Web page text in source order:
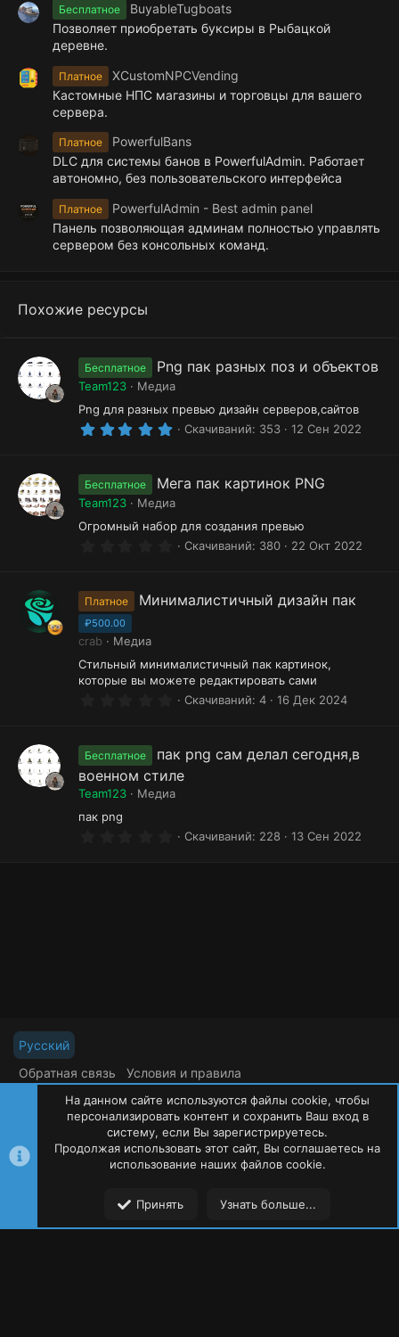
Бесплатное
BuyableTugboats
Позволяет приобретать буксиры в Рыбацкой
деревне.
Платное
XCustomNPCVending
Кастомные НПС магазины и торговцы для вашего
сервера.
Платное
PowerfulBans
DLC для системы банов в PowerfulAdmin. Работает
автономно, без пользовательского интерфейса
Платное
PowerfulAdmin - Best admin panel
Панель позволяющая админам полностью управлять
сервером без консольных команд.
Похожие ресурсы
Бесплатное Png пак разных поз и объектов
Team123
Медиа
Png для разных превью дизайн серверов,сайтов
5
з
ё
з
д
Скачиваний 353 12 Сен 2022
Бесплатное Мега пак картинок PNG
Team123
Медиа
Огромный набор для создания превью
0
з
Скачиваний 380 22 Окт 2022
Платное Минималистичный дизайн пак
₽500.00
crab
Медиа
Стильный минималистичный пак картинок,
которые вы можете редактировать сами
0
з
ё
з
Скачиваний 4 16 Дек 2024
Бесплатное
пак png сам делал сегодня,в
военном стиле
Team123
Медиа
пак png
0 Скачиваний 228 13 Сен 2022
Русский
Обратная связь
Условия и правила
Политика конфиденциальности
Помощь
R
S
S
©Oxide Россия2015-2026
На данном сайте используются файлы cookie, чтобы
персонализировать контент и сохранить Ваш вход в
систему, если Вы зарегистрируетесь.
Продолжая использовать этот сайт, Вы соглашаетесь на
использование наших файлов cookie.
Принять Узнать больше...